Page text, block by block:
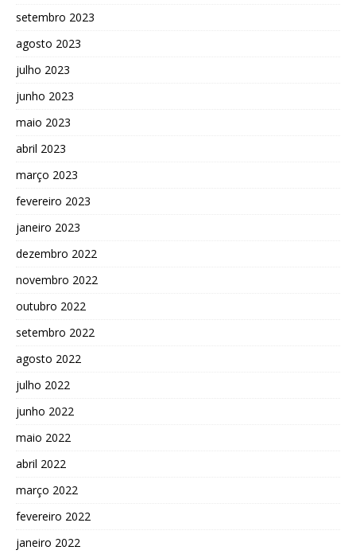
setembro 2023
agosto 2023
julho 2023
junho 2023
maio 2023
abril 2023
março 2023
fevereiro 2023
janeiro 2023
dezembro 2022
novembro 2022
outubro 2022
setembro 2022
agosto 2022
julho 2022
junho 2022
maio 2022
abril 2022
março 2022
fevereiro 2022
janeiro 2022